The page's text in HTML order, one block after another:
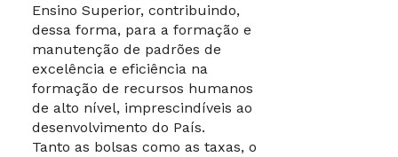
Ensino Superior, contribuindo,
dessa forma, para a formação e
manutenção de padrões de
excelência e eficiência na
formação de recursos humanos
de alto nível, imprescindíveis ao
desenvolvimento do País.
Tanto as bolsas como as taxas, o